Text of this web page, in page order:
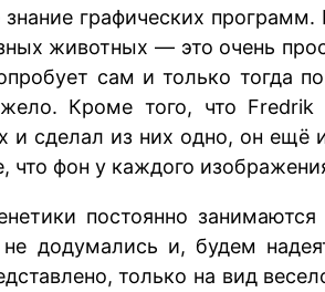
знание графических
животных — это очень
сам и только тогда
Кроме того, что Fredrik
и сделал из них одно, он ещё
что фон у каждого
постоянно
додумались и, будем
только на вид